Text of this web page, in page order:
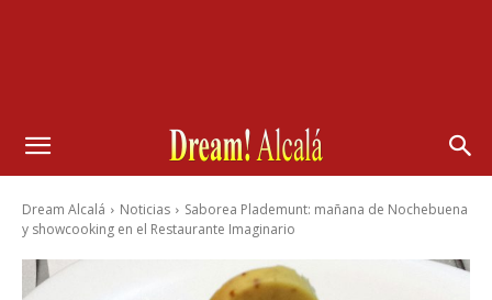
Dream Alcalá Noticias
Saborea Plademunt: mañana de Nochebuena
y showcooking en el Restaurante Imaginario